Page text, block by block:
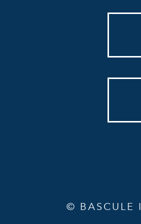
© BASCULE